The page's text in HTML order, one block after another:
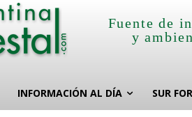
Fuente de
y
INFORMACIÓN AL DÍA SUR